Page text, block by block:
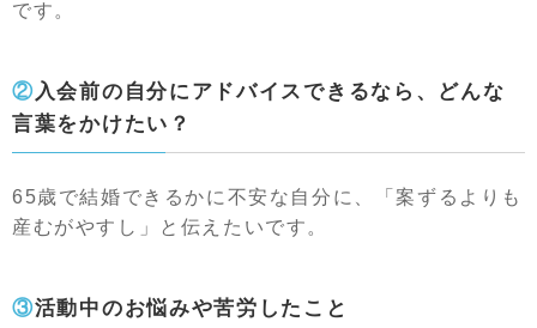
です。
②入会前の自分にアドバイスできるなら、どんな
言葉をかけたい？
65歳で結婚できるかに不安な自分に、「案ずるよりも
産むがやすし」と伝えたいです。
③活動中のお悩みや苦労したこと